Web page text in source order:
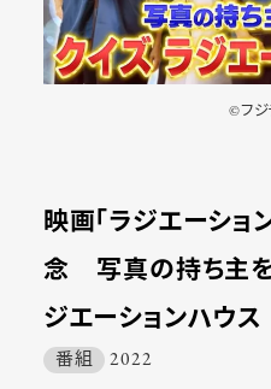
©︎フジ
映画「ラジエーショ
念 写真の持ち主を
ジエーションハウス
番組 2022